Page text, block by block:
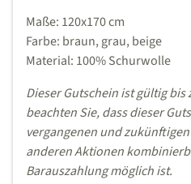
Maße: 120x170 cm
Farbe: braun, grau, beige
Material: 100% Schurwolle
Dieser Gutschein ist gültig bis
beachten Sie, dass dieser
vergangenen und
anderen Aktionen
Barauszahlung möglich ist.